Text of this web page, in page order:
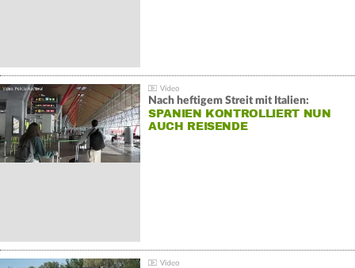
Nach heftigem Streit mit Italien:
SPANIEN KONTROLLIERT NUN
AUCH REISENDE